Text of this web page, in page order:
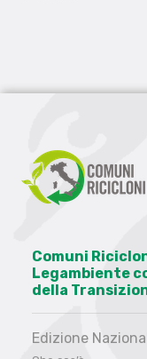
Comuni
Legambiente
della
Edizione